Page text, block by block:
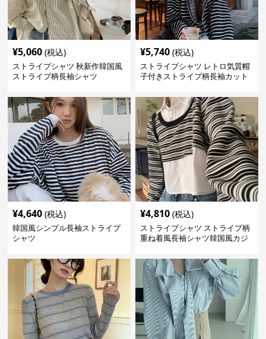
¥5,060 (税込)
ストライプシャツ 秋新作韓国風
ストライプ柄長袖シャツ
¥5,740 (税込)
ストライプシャツ レトロ気質帽
子付きストライプ柄長袖カット
¥4,640 (税込)
韓国風シンプル長袖ストライプ
シャツ
¥4,810 (税込)
ストライプシャツ ストライプ柄
重ね着風長袖シャツ韓国風カジ